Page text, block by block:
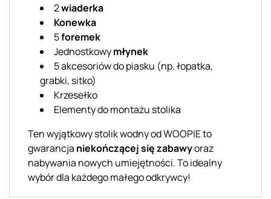
2wiaderka
Konewka
5foremek
Jednostkowymłynek
5 akcesoriów do piasku (np. łopatka,
grabki, sitko)
Krzesełko
Elementy do montażu stolika
Ten wyjątkowy stolik wodny od WOOPIE to
gwarancja niekończącej się zabawyoraz
nabywania nowych umiejętności. To idealny
wybór dla każdego małego odkrywcy!